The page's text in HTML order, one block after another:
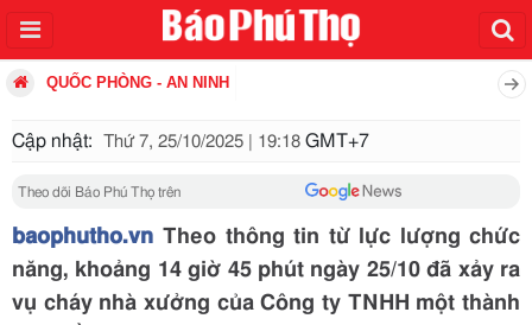
QUỐC PHÒNG - AN NINH
Cập nhật: Thứ 7, 25/10/2025 | 19:18 GMT+7
Theo dõi Báo Phú Thọ trên
baophutho.vn Theo thông tin từ lực lượng chức
năng, khoảng 14 giờ 45 phút ngày 25/10 đã xảy ra
vụ cháy nhà xưởng của Công ty TNHH một thành